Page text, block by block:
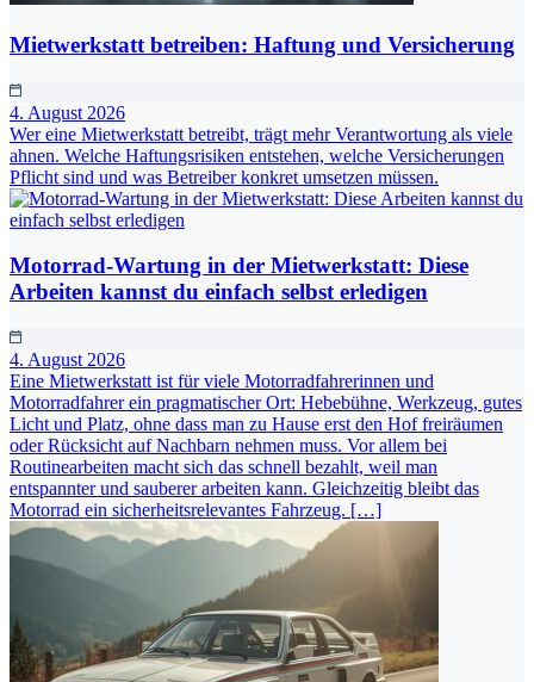
Mietwerkstatt betreiben: Haftung und Versicherung
4. August 2026
Wer eine Mietwerkstatt betreibt, trägt mehr Verantwortung als viele
ahnen. Welche Haftungsrisiken entstehen, welche Versicherungen
Pflicht sind und was Betreiber konkret umsetzen müssen.
Motorrad-Wartung in der Mietwerkstatt: Diese
Arbeiten kannst du einfach selbst erledigen
4. August 2026
Eine Mietwerkstatt ist für viele Motorradfahrerinnen und
Motorradfahrer ein pragmatischer Ort: Hebebühne, Werkzeug, gutes
Licht und Platz, ohne dass man zu Hause erst den Hof freiräumen
oder Rücksicht auf Nachbarn nehmen muss. Vor allem bei
Routinearbeiten macht sich das schnell bezahlt, weil man
entspannter und sauberer arbeiten kann. Gleichzeitig bleibt das
Motorrad ein sicherheitsrelevantes Fahrzeug. […]